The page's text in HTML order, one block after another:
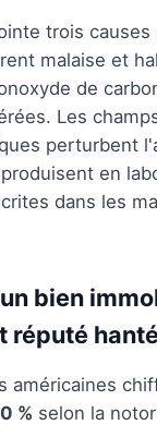
trois causes
malaise et
de
Les
perturbent
en
dans les
bien
réputé
américaines
% selon la